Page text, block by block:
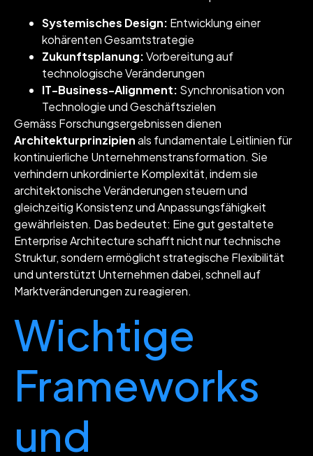
Systemisches Design: Entwicklung einer
kohärenten Gesamtstrategie
Zukunftsplanung:Vorbereitung auf
technologische Veränderungen
IT-Business-Alignment: Synchronisation von
Technologie und Geschäftszielen
Gemäss Forschungsergebnissen dienen
Architekturprinzipienals fundamentale Leitlinien für
kontinuierliche Unternehmenstransformation. Sie
verhindern unkordinierte Komplexität, indem sie
architektonische Veränderungen steuern und
gleichzeitig Konsistenz und Anpassungsfähigkeit
gewährleisten. Das bedeutet: Eine gut gestaltete
Enterprise Architecture schafft nicht nur technische
Struktur, sondern ermöglicht strategische Flexibilität
und unterstützt Unternehmen dabei, schnell auf
Marktveränderungen zu reagieren.
Wichtige
Frameworks
und